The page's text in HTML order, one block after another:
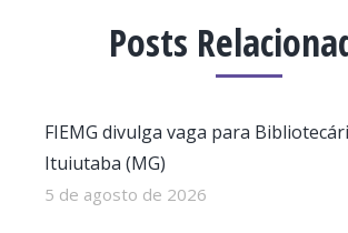
Posts
FIEMG divulga vaga para
Ituiutaba (MG)
5 de agosto de 2026